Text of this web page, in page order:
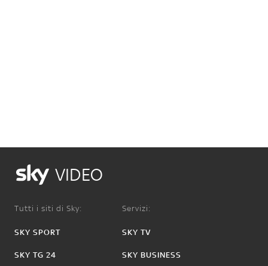
VIDEO
Tutti i siti di Sky:
SKY SPORT
SKY TG 24
Servizi:
SKY TV
SKY BUSINESS